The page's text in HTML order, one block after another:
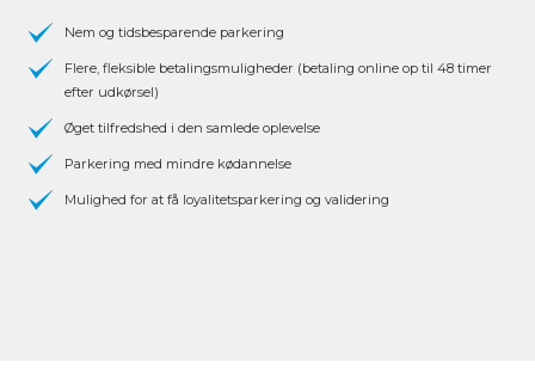
Nem og tidsbesparende parkering
Flere, fleksible betalingsmuligheder (betaling online op til 48 timer
efter udkørsel)
Øget tilfredshed i den samlede oplevelse
Parkering med mindre kødannelse
Mulighed for at få loyalitetsparkering og validering